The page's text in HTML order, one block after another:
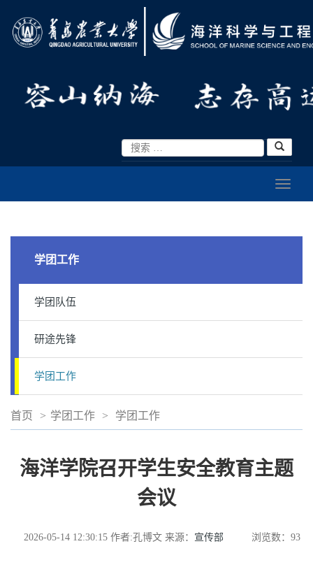
学团工作
学团队伍
研途先锋
学团工作
首页 > 学团工作 > 学团工作
海洋学院召开学生安全教育主题
会议
2026-05-14 12:30:15 作者:孔博文 来源： 宣传部 浏览数： 93